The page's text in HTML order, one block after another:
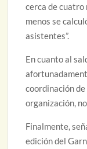
cerca de cuatro
menos se
asistentes”.
En cuanto al
coordinación
organización,
Finalmente,
edición del